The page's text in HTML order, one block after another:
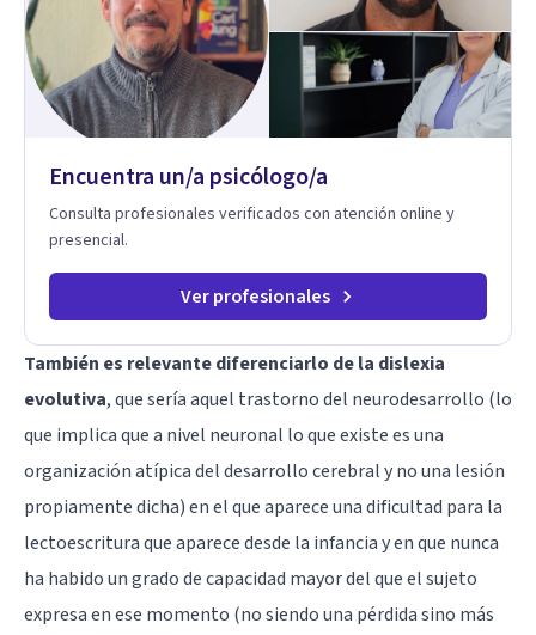
disfunción eréctil, la eyaculación precoz y la falta de deseo
tanto en mujeres como en hombres. La sexualidad es de
enorme importancia tanto para el bienestar físico y mental
como a nivel personal para una buena autoestima y una
relación saludable de pareja.
Encuentra un/a psicólogo/a
Consulta profesionales verificados con atención online y
presencial.
Ver profesionales
También es relevante diferenciarlo de la dislexia
evolutiva, que sería aquel trastorno del neurodesarrollo (lo
que implica que a nivel neuronal lo que existe es una
organización atípica del desarrollo cerebral y no una lesión
propiamente dicha) en el que aparece una dificultad para la
lectoescritura que aparece desde la infancia y en que nunca
ha habido un grado de capacidad mayor del que el sujeto
expresa en ese momento (no siendo una pérdida sino más